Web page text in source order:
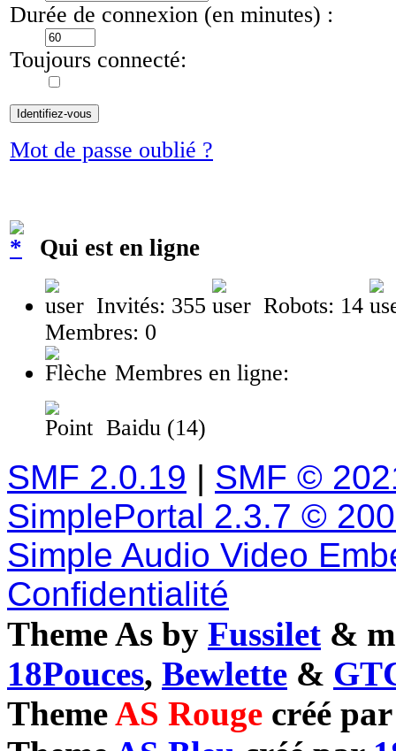
Durée de connexion (en minutes) :
Toujours connecté:
Mot de passe oublié ?
Qui est en ligne
Invités: 355
Robots: 14
Membres: 0
Membres en ligne:
Baidu (14)
SMF 2.0.19 | SMF ©
SimplePortal 2.3.7 ©
Simple Audio Video
Confidentialité
Theme As by Fussilet &
18Pouces, Bewlette &
ThemeAS Rouge créé